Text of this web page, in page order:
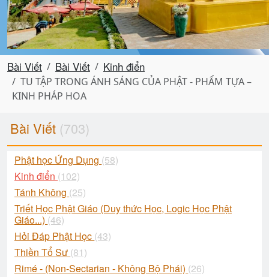
Bài Viết Bài Viết Kinh điển
TU TẬP TRONG ÁNH SÁNG CỦA PHẬT - PHẨM TỰA –
KINH PHÁP HOA
Bài Viết (703)
Phật học Ứng Dụng (58)
Kinh điển (102)
Tánh Không (25)
Triết Học Phật Giáo (Duy thức Học, Logic Học Phật
Giáo...) (46)
Hỏi Đáp Phật Học (43)
Thiền Tổ Sư (81)
Rimé - (Non-Sectarian - Không Bộ Phái) (26)